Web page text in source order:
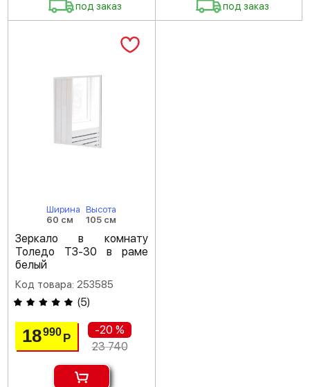
под заказ под заказ
Ширина
60 см
Высота
105 см
Зеркало в комнату
Толедо ТЗ-30 в раме
белый
Код товара: 253585
(5)
18990Р
-20 %
23 740